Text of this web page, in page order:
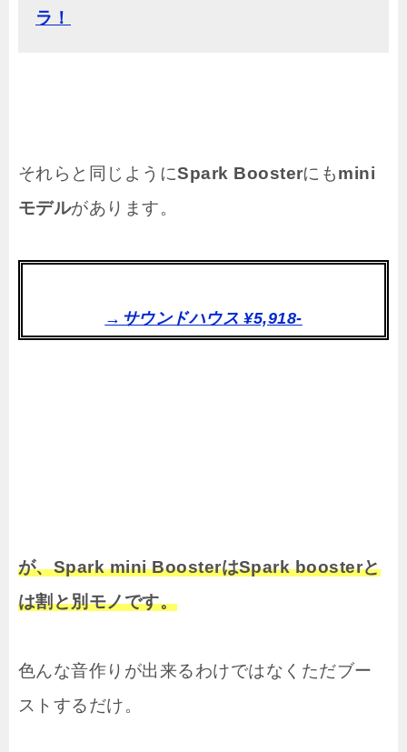
ラ！
それらと同じようにSpark Boosterにもmini
モデルがあります。
→サウンドハウス ¥5,918-
が、Spark mini BoosterはSpark boosterと
は割と別モノです。
色んな音作りが出来るわけではなくただブー
ストするだけ。